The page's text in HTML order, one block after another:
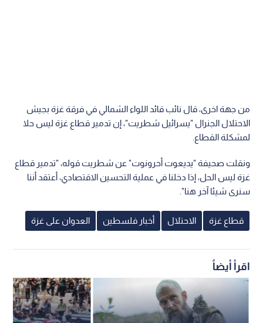
من جهة اخرى، قال نائب قائد اللواء الشمالي في فرقة غزة بجيش
الاحتلال الجنرال "يسرائيل شطريت"، إن تدمير قطاع غزة ليس حلا
لمشكلة القطاع.
ونقلت صحيفة "يديعوت أحرونوت" عن شطريت قوله، "تدمير قطاع
غزة ليس الحل، إذا دخلنا في عملية التحسين الاقتصادي، أعتقد أننا
سنرى شيئا آخر هنا".
قطاع غزة الاحتلال أخبار فلسطين العدوان على غزة
اقرأ أيضاً